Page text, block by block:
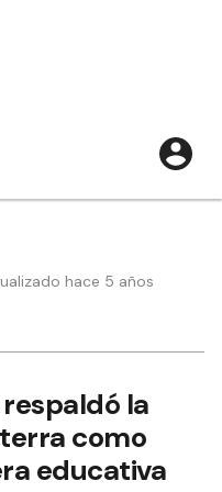
hace 5 años
la
como
educativa